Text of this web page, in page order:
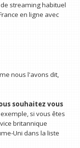
streaming habituel
en ligne avec
nous l'avons dit,
souhaitez vous
si vous êtes
britannique
Uni dans la liste